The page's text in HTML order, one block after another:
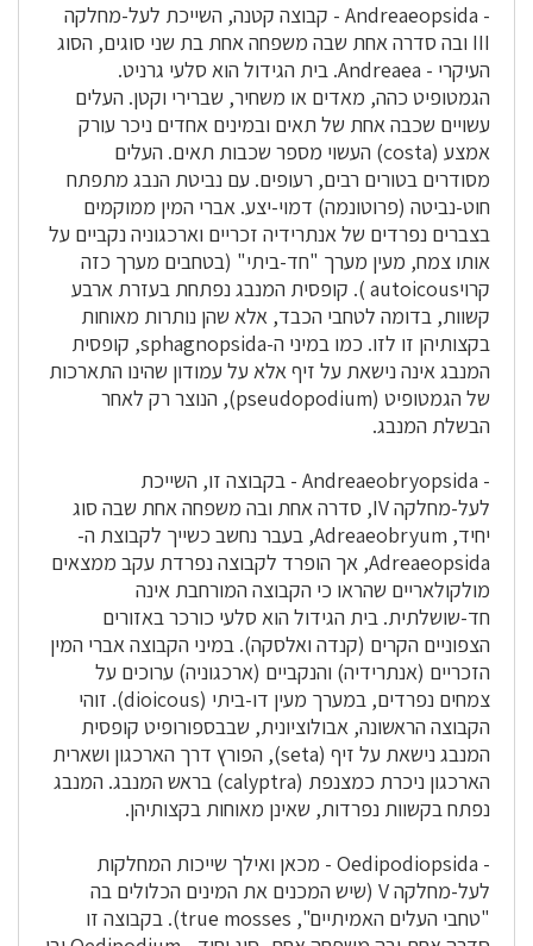
- Andreaeopsida - קבוצה קטנה, השייכת לעל-מחלקה
III ובה סדרה אחת שבה משפחה אחת בת שני סוגים, הסוג
העיקרי - Andreaea. בית הגידול הוא סלעי גרניט.
הגמטופיט כהה, מאדים או משחיר, שברירי וקטן. העלים
עשויים שכבה אחת של תאים ובמינים אחדים ניכר עורק
אמצע (costa) העשוי מספר שכבות תאים. העלים
מסודרים בטורים רבים, רעופים. עם נביטת הנבג מתפתח
חוט-נביטה (פרוטונמה) דמוי-יצע. אברי המין ממוקמים
בצברים נפרדים של אנתרידיה זכריים וארכגוניה נקביים על
אותו צמח, מעין מערך "חד-ביתי" (בטחבים מערך כזה
קרויautoicous ). קופסית המנבג נפתחת בעזרת ארבע
קשוות, בדומה לטחבי הכבד, אלא שהן נותרות מאוחות
בקצותיהן זו לזו. כמו במיני ה-sphagnopsida, קופסית
המנבג אינה נישאת על זיף אלא על עמודון שהינו התארכות
של הגמטופיט (pseudopodium), הנוצר רק לאחר
הבשלת המנבג.
- Andreaeobryopsida - בקבוצה זו, השייכת
לעל-מחלקה IV, סדרה אחת ובה משפחה אחת שבה סוג
יחיד, Adreaeobryum, בעבר נחשב כשייך לקבוצת ה-
Adreaeopsida, אך הופרד לקבוצה נפרדת עקב ממצאים
מולקולאריים שהראו כי הקבוצה המורחבת אינה
חד-שושלתית. בית הגידול הוא סלעי כורכר באזורים
הצפוניים הקרים (קנדה ואלסקה). במיני הקבוצה אברי המין
הזכריים (אנתרידיה) והנקביים (ארכגוניה) ערוכים על
צמחים נפרדים, במערך מעין דו-ביתי (dioicous). זוהי
הקבוצה הראשונה, אבולוציונית, שבבספורופיט קופסית
המנבג נישאת על זיף (seta), הפורץ דרך הארכגון ושארית
הארכגון ניכרת כמצנפת (calyptra) בראש המנבג. המנבג
נפתח בקשוות נפרדות, שאינן מאוחות בקצותיהן.
- Oedipodiopsida - מכאן ואילך שייכות המחלקות
לעל-מחלקה V (שיש המכנים את המינים הכלולים בה
"טחבי העלים האמיתיים", true mosses). בקבוצה זו